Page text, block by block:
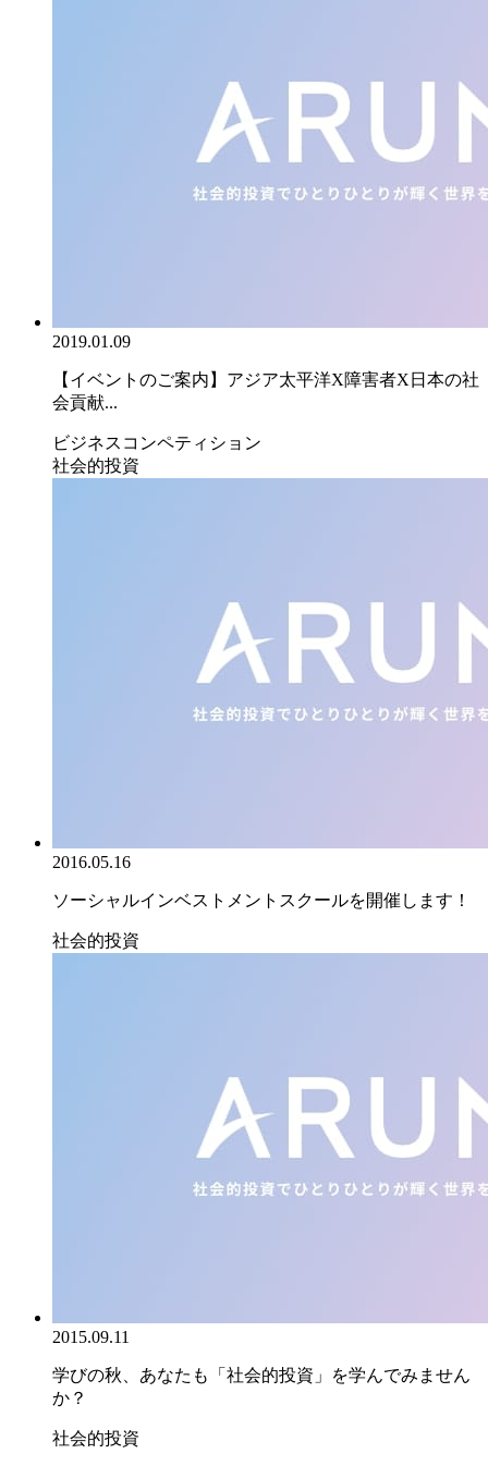
2019.01.09
【イベントのご案内】アジア太平洋X障害者X日本の社
会貢献...
ビジネスコンペティション
社会的投資
2016.05.16
ソーシャルインベストメントスクールを開催します！
社会的投資
2015.09.11
学びの秋、あなたも「社会的投資」を学んでみません
か？
社会的投資